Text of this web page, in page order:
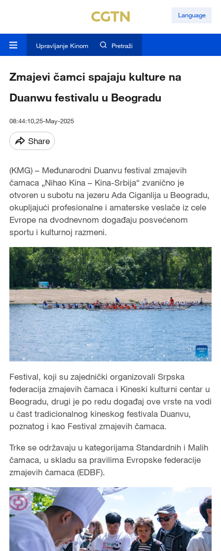
Language
Upravljanje Kinom Pretraži
Zmajevi čamci spajaju kulture na
Duanwu festivalu u Beogradu
08:44:10,25-May-2025
Share
(KMG) – Međunarodni Duanvu festival zmajevih
čamaca „Nihao Kina – Kina-Srbija“ zvanično je
otvoren u subotu na jezeru Ada Ciganlija u Beogradu,
okupljajući profesionalne i amaterske veslače iz cele
Evrope na dvodnevnom događaju posvećenom
sportu i kulturnoj razmeni.
Festival, koji su zajednički organizovali Srpska
federacija zmajevih čamaca i Kineski kulturni centar u
Beogradu, drugi je po redu događaj ove vrste na vodi
u čast tradicionalnog kineskog festivala Duanvu,
poznatog i kao Festival zmajevih čamaca.
Trke se održavaju u kategorijama Standardnih i Malih
čamaca, u skladu sa pravilima Evropske federacije
zmajevih čamaca (EDBF).